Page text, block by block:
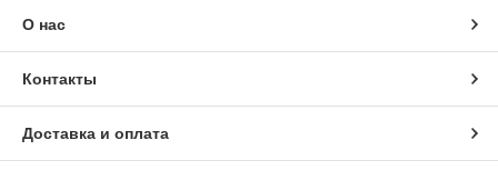
О нас
Контакты
Доставка и оплата